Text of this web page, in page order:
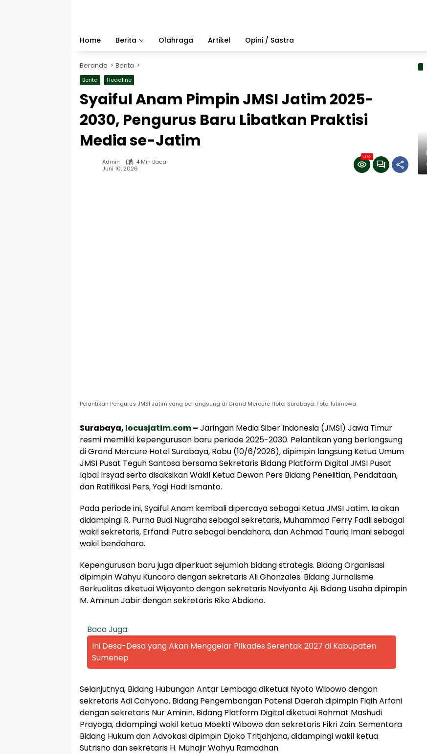
Home
Berita Olahraga Artikel Opini / Sastra
Beranda Berita
Berita Headline
Syaiful Anam Pimpin JMSI Jatim 2025-
2030, Pengurus Baru Libatkan Praktisi
Media se-Jatim
Admin
4 Min Baca
Juni 10, 2026
2152
Pelantikan Pengurus JMSI Jatim yang berlangsung di Grand Mercure Hotel Surabaya. Foto: Istimewa.
Surabaya, locusjatim.com– Jaringan Media Siber Indonesia (JMSI) Jawa Timur
resmi memiliki kepengurusan baru periode 2025-2030. Pelantikan yang berlangsung
di Grand Mercure Hotel Surabaya, Rabu (10/6/2026), dipimpin langsung Ketua Umum
JMSI Pusat Teguh Santosa bersama Sekretaris Bidang Platform Digital JMSI Pusat
Iqbal Irsyad serta disaksikan Wakil Ketua Dewan Pers Bidang Penelitian, Pendataan,
dan Ratifikasi Pers, Yogi Hadi Ismanto.
Pada periode ini, Syaiful Anam kembali dipercaya sebagai Ketua JMSI Jatim. Ia akan
didampingi R. Purna Budi Nugraha sebagai sekretaris, Muhammad Ferry Fadli sebagai
wakil sekretaris, Erfandi Putra sebagai bendahara, dan Achmad Tauriq Imani sebagai
wakil bendahara.
Kepengurusan baru juga diperkuat sejumlah bidang strategis. Bidang Organisasi
dipimpin Wahyu Kuncoro dengan sekretaris Ali Ghonzales. Bidang Jurnalisme
Berkualitas diketuai Wijayanto dengan sekretaris Noviyanto Aji. Bidang Usaha dipimpin
M. Aminun Jabir dengan sekretaris Riko Abdiono.
Baca Juga:
Ini Desa-Desa yang Akan Menggelar Pilkades Serentak 2027 di Kabupaten
Sumenep
Selanjutnya, Bidang Hubungan Antar Lembaga diketuai Nyoto Wibowo dengan
sekretaris Adi Cahyono. Bidang Pengembangan Potensi Daerah dipimpin Fiqih Arfani
dengan sekretaris Nur Aminin. Bidang Platform Digital diketuai Rahmat Mashudi
Prayoga, didampingi wakil ketua Moekti Wibowo dan sekretaris Fikri Zain. Sementara
Bidang Hukum dan Advokasi dipimpin Djoko Tritjahjana, didampingi wakil ketua
Sutrisno dan sekretaris H. Muhajir Wahyu Ramadhan.